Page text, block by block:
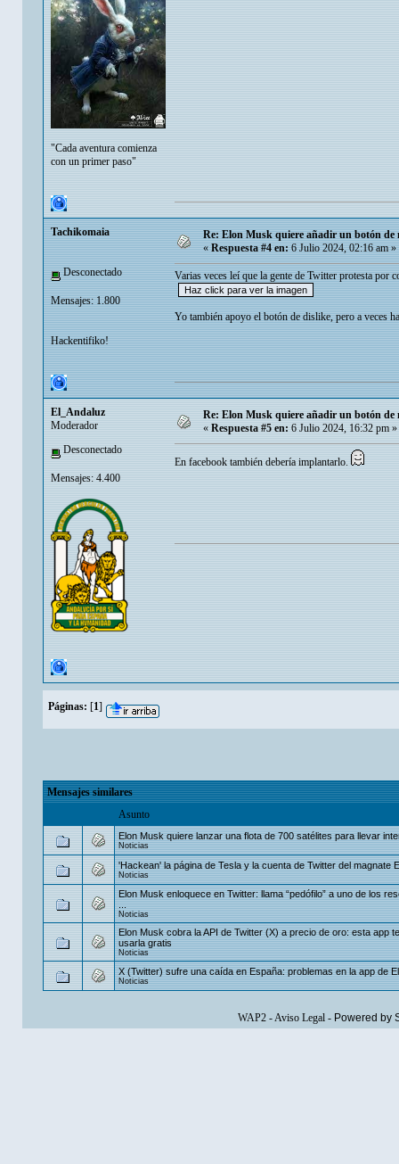
"Cada aventura comienza
con un primer paso"
Tachikomaia
Desconectado
Mensajes: 1.800
Hackentifiko!
Re: Elon Musk quiere añadir un botón de
«Respuesta #4 en:6 Julio 2024, 02:16 am »
Varias veces leí que la gente de Twitter protesta por
Yo también apoyo el botón de dislike, pero a veces
El_Andaluz
Moderador
Desconectado
Mensajes: 4.400
Re: Elon Musk quiere añadir un botón de
« Respuesta #5 en: 6 Julio 2024, 16:32 pm »
En facebook también debería implantarlo.
Páginas: [1]
Mensajes similares
Asunto
Elon Musk quiere lanzar una flota de 700 satélites para llevar
Noticias
'Hackean' la página de Tesla y la cuenta de Twitter del magnate
Noticias
Elon Musk enloquece en Twitter: llama “pedófilo” a uno de los
...
Noticias
Elon Musk cobra la API de Twitter (X) a precio de oro: esta app
usarla gratis
Noticias
X (Twitter) sufre una caída en España: problemas en la app de
Noticias
WAP2-Aviso Legal- Powered by